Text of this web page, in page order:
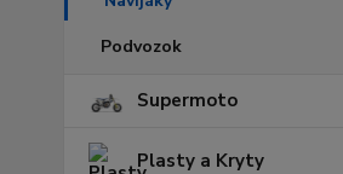
Podvozok
Supermoto
Plasty a Kryty